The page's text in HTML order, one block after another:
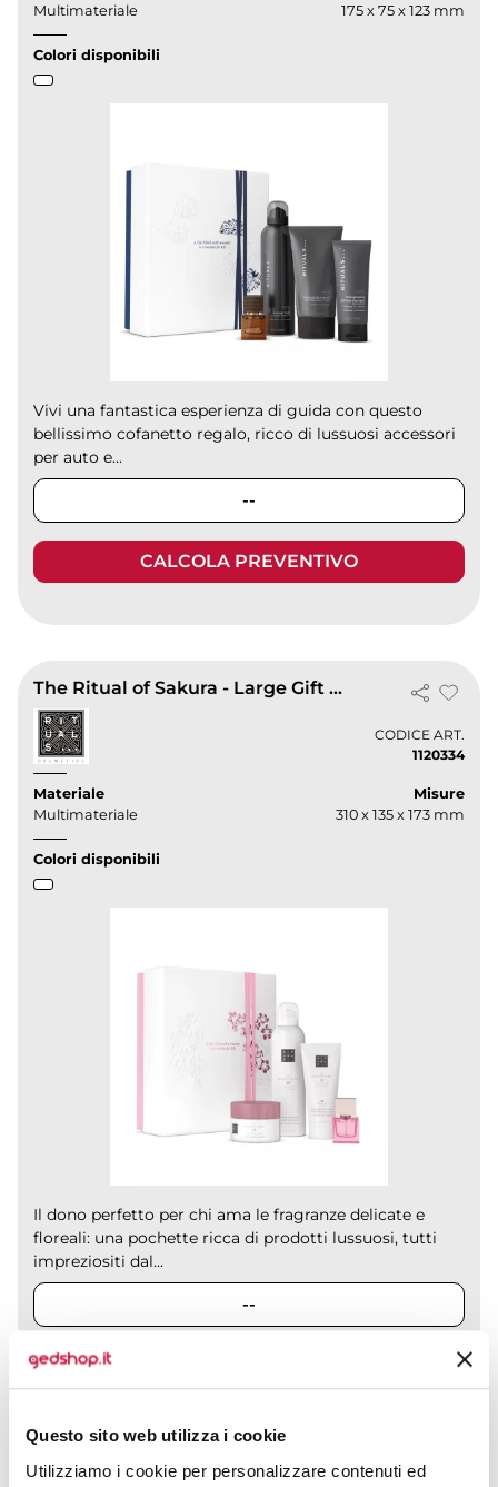
Questo sito web utilizza i cookie
Utilizziamo i cookie per personalizzare contenuti ed
Multimateriale
175 x 75 x 123 mm
Colori disponibili
Vivi una fantastica esperienza di guida con questo
bellissimo cofanetto regalo, ricco di lussuosi accessori
per auto e...
--
CALCOLA PREVENTIVO
The Ritual of Sakura - Large Gift Set 2025
CODICE ART.
1120334
Materiale
Multimateriale
Misure
310 x 135 x 173 mm
Colori disponibili
Il dono perfetto per chi ama le fragranze delicate e
floreali: una pochette ricca di prodotti lussuosi, tutti
impreziositi dal...
--